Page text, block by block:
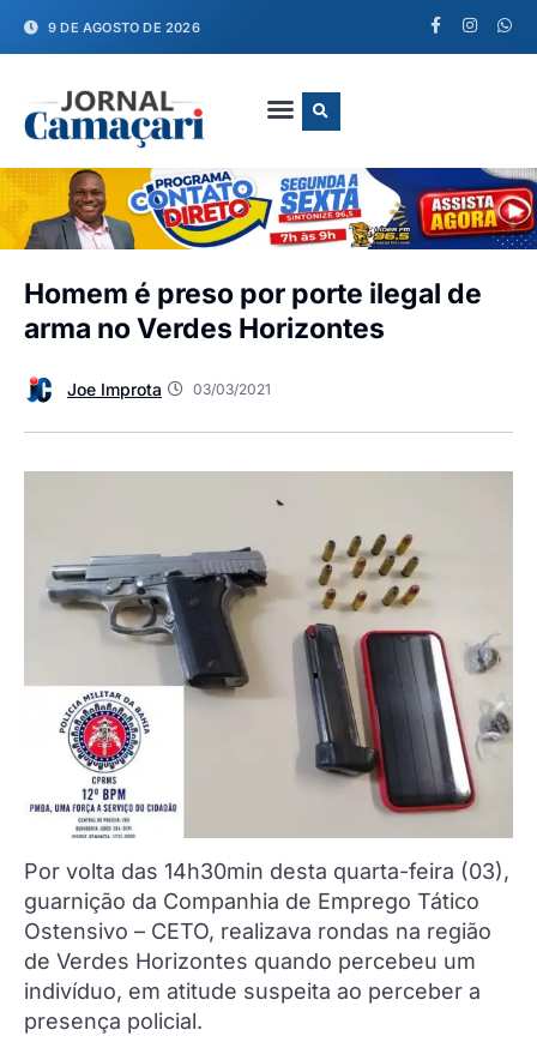
9 DE AGOSTO DE 2026
Homem é preso por porte ilegal de
arma no Verdes Horizontes
Joe Improta 03/03/2021
Por volta das 14h30min desta quarta-feira (03),
guarnição da Companhia de Emprego Tático
Ostensivo – CETO, realizava rondas na região
de Verdes Horizontes quando percebeu um
indivíduo, em atitude suspeita ao perceber a
presença policial.